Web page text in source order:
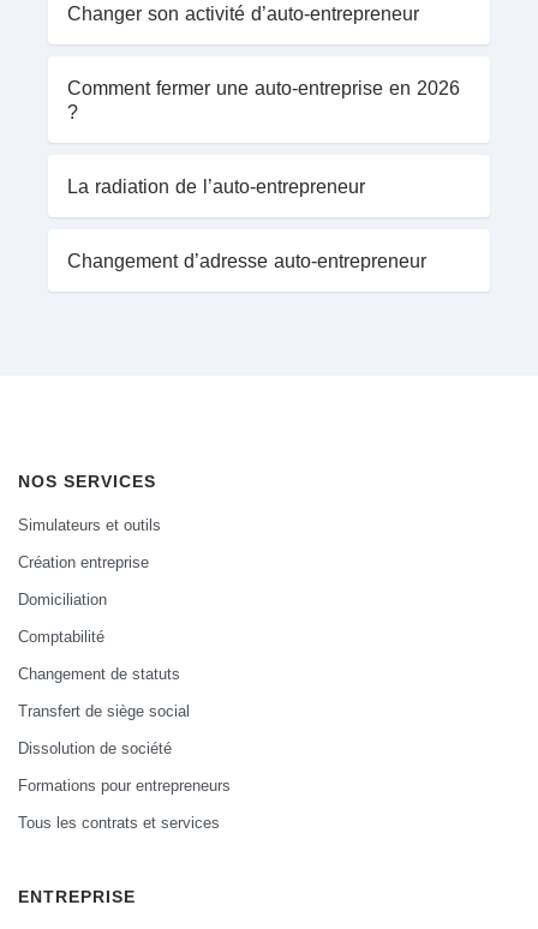
Changer son activité d’auto-entrepreneur
Comment fermer une auto-entreprise en 2026
?
La radiation de l’auto-entrepreneur
Changement d’adresse auto-entrepreneur
NOS SERVICES
Simulateurs et outils
Création entreprise
Domiciliation
Comptabilité
Changement de statuts
Transfert de siège social
Dissolution de société
Formations pour entrepreneurs
Tous les contrats et services
ENTREPRISE